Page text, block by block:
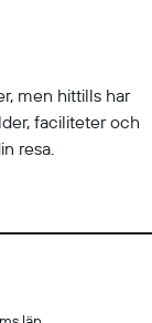
men hittills har
faciliteter och
resa.